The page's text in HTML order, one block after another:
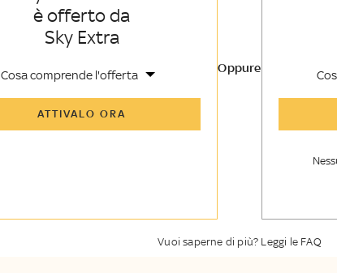
è offerto da
Sky Extra
Cosa comprende l'offerta
Sky Sport Insider
ATTIVALO ORA
Oppure
Vuoi saperne di più? Leggi le FAQ